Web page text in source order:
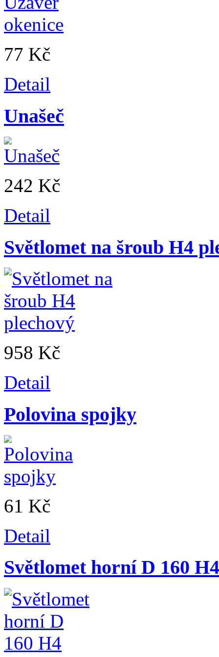
77 Kč
Detail
Unašeč
242 Kč
Detail
Světlomet na šroub H4
958 Kč
Detail
Polovina spojky
61 Kč
Detail
Světlomet horní D 160 H4